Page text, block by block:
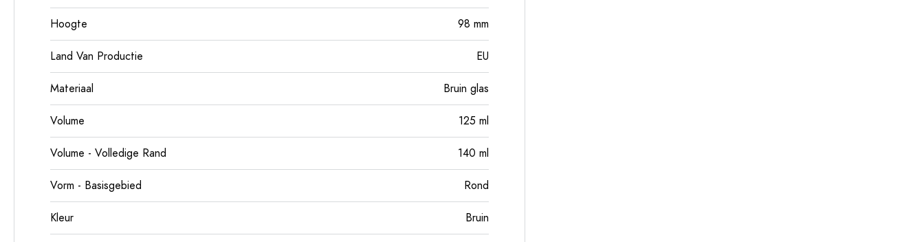
Hoogte 98 mm
Land Van Productie EU
Materiaal Bruin glas
Volume 125 ml
Volume - Volledige Rand 140 ml
Vorm - Basisgebied Rond
Kleur Bruin